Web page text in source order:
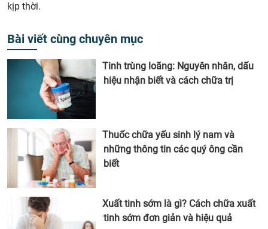
kịp thời.
Bài viết cùng chuyên mục
Tinh trùng loãng: Nguyên nhân, dấu
hiệu nhận biết và cách chữa trị
Thuốc chữa yếu sinh lý nam và
những thông tin các quý ông cần
biết
Xuất tinh sớm là gì? Cách chữa xuất
tinh sớm đơn giản và hiệu quả